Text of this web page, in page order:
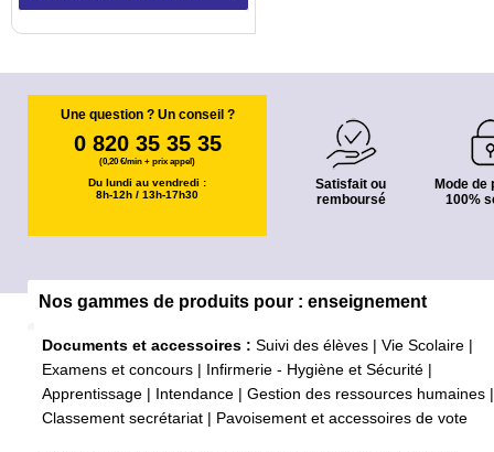
Une question ? Un conseil ?
0 820 35 35 35
(0,20 €/min + prix appel)
Du lundi au vendredi :
8h-12h / 13h-17h30
Satisfait ou
remboursé
Mode de
100%
Nos gammes de produits pour : enseignement
Documents et accessoires : Suivi des élèves Vie Scolaire
Examens et concours
Infirmerie - Hygiène et Sécurité
Apprentissage
Intendance Gestion des ressources humaines
Classement secrétariat
Pavoisement et accessoires de vote